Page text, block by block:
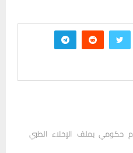
حكومي بملف الإخلاء الطبي